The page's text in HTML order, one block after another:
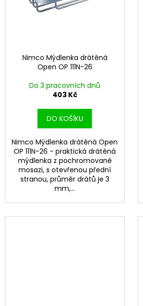
Nimco Mýdlenka drátěná
Open OP 111N-26
Do 3 pracovních dnů
403 Kč
DO KOŠÍKU
Nimco Mýdlenka drátěná Open
OP 111N-26 - praktická drátěná
mýdlenka z pochromované
mosazi, s otevřenou přední
stranou, průměr drátů je 3
mm,...